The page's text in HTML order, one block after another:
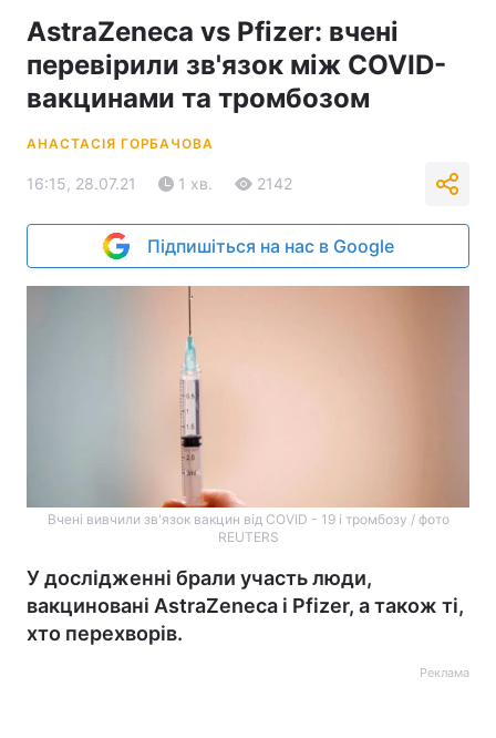
AstraZeneca vs Pfizer: вчені
перевірили зв'язок між COVID-
вакцинами та тромбозом
АНАСТАСІЯ ГОРБАЧОВА
16:15, 28.07.21 1 хв. 2142
Підпишіться на нас в Google
Вчені вивчили зв'язок вакцин від COVID - 19 і тромбозу / фото
REUTERS
У дослідженні брали участь люди,
вакциновані AstraZeneca і Pfizer, а також ті,
хто перехворів.
Реклама